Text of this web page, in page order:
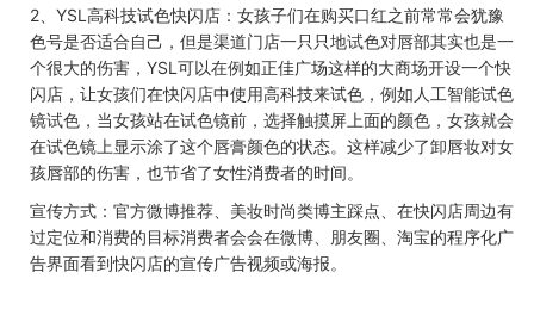
2、 YSL 高科技试色快闪店：女孩子们在购买口红之前常常会犹豫
色号是否适合自己，但是渠道门店一只只地试色对唇部其实也是一
个很大的伤害， YSL 可以在例如正佳广场这样的大商场开设一个快
闪店，让女孩们在快闪店中使用高科技来试色，例如人工智能试色
镜试色，当女孩站在试色镜前，选择触摸屏上面的颜色，女孩就会
在试色镜上显示涂了这个唇膏颜色的状态。这样减少了卸唇妆对女
孩唇部的伤害，也节省了女性消费者的时间。
宣传方式：官方微博推荐、美妆时尚类博主踩点、在快闪店周边有
过定位和消费的目标消费者会会在微博、朋友圈、淘宝的程序化广
告界面看到快闪店的宣传广告视频或海报。